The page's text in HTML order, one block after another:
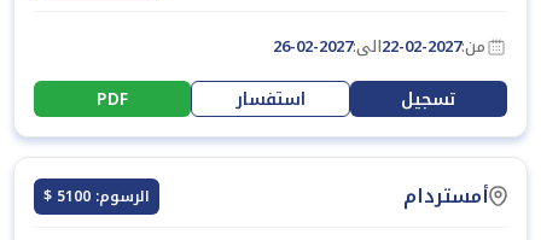
من:22-02-2027الى:26-02-2027
تسجيل استفسار PDF
أمستردام الرسوم: 5100 $